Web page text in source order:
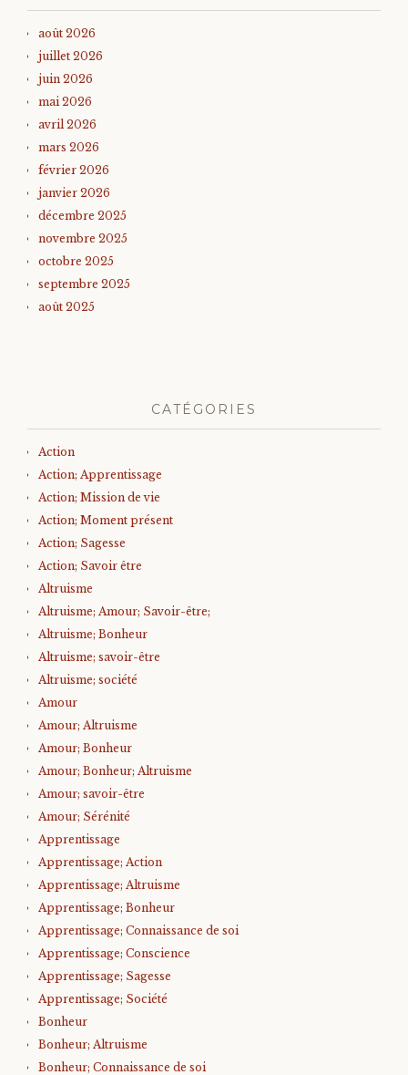
août 2026
juillet 2026
juin 2026
mai 2026
avril 2026
mars 2026
février 2026
janvier 2026
décembre 2025
novembre 2025
octobre 2025
septembre 2025
août 2025
CATÉGORIES
Action
Action; Apprentissage
Action; Mission de vie
Action; Moment présent
Action; Sagesse
Action; Savoir être
Altruisme
Altruisme; Amour; Savoir-être;
Altruisme; Bonheur
Altruisme; savoir-être
Altruisme; société
Amour
Amour; Altruisme
Amour; Bonheur
Amour; Bonheur; Altruisme
Amour; savoir-être
Amour; Sérénité
Apprentissage
Apprentissage; Action
Apprentissage; Altruisme
Apprentissage; Bonheur
Apprentissage; Connaissance de soi
Apprentissage; Conscience
Apprentissage; Sagesse
Apprentissage; Société
Bonheur
Bonheur; Altruisme
Bonheur; Connaissance de soi